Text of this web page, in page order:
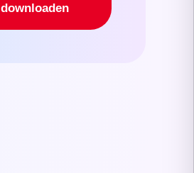
downloaden